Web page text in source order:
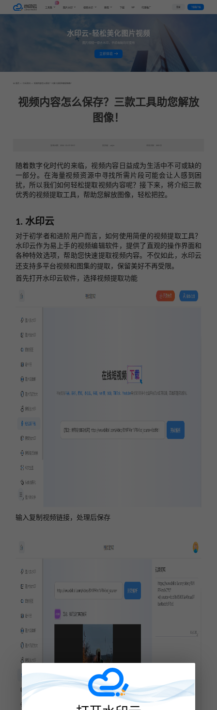
工具集 图片水印 视频水印 教程 下载 VIP 代理推广 登录 下载客户端
水印云-轻松美化图片视频
图片视频一键去水印，手机电脑均可使用
立即体验
首页 > 行业资讯 > 视频内容怎么保存？三款工具助您解放图像！
视频内容怎么保存？三款工具助您解放
图像！
发布日期：2024-03-07 09:31 发表者：caijie 浏览次数：9991次
随着数字化时代的来临，视频内容日益成为生活中不可或缺的
一部分。在海量视频资源中寻找所需片段可能会让人感到困
扰，所以我们如何轻松提取视频内容呢？接下来，将介绍三款
优秀的视频提取工具，帮助您解放图像，轻松把控。
1. 水印云
对于初学者和进阶用户而言，如何使用简便的视频提取工具？
水印云作为易上手的视频编辑软件，提供了直观的操作界面和
各种特效选项，帮助您快速提取视频内容。不仅如此， 水印云
还支持多平台视频和图集的提取，保留美好不再受限。
首先打开水印云软件，选择视频提取功能
输入复制视频链接，处理后保存